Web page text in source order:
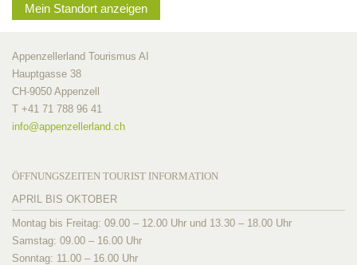
Mein Standort anzeigen
Appenzellerland Tourismus AI
Hauptgasse 38
CH-9050 Appenzell
T +41 71 788 96 41
info@appenzellerland.ch
ÖFFNUNGSZEITEN TOURIST INFORMATION
APRIL BIS OKTOBER
Montag bis Freitag: 09.00 – 12.00 Uhr und 13.30 – 18.00 Uhr
Samstag: 09.00 – 16.00 Uhr
Sonntag: 11.00 – 16.00 Uhr